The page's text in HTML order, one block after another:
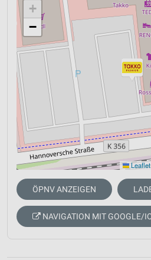
+
−
Leaflet
ÖPNV ANZEIGEN
NAVIGATION MIT GOOGLE/